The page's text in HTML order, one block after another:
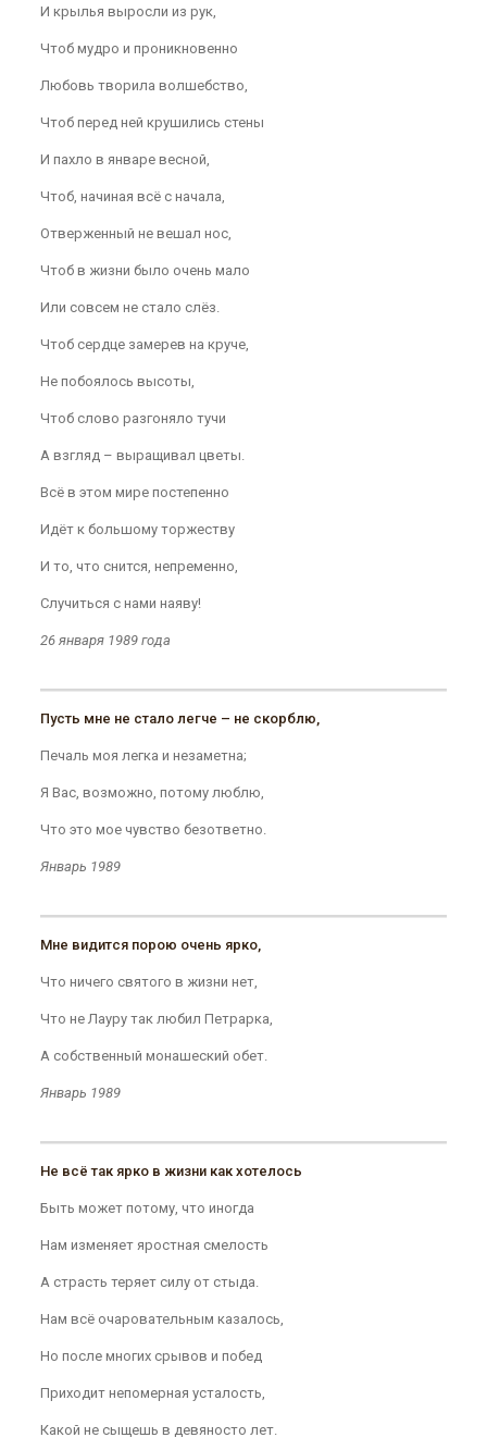
И крылья выросли из рук,
Чтоб мудро и проникновенно
Любовь творила волшебство,
Чтоб перед ней крушились стены
И пахло в январе весной,
Чтоб, начиная всё с начала,
Отверженный не вешал нос,
Чтоб в жизни было очень мало
Или совсем не стало слёз.
Чтоб сердце замерев на круче,
Не побоялось высоты,
Чтоб слово разгоняло тучи
А взгляд – выращивал цветы.
Всё в этом мире постепенно
Идёт к большому торжеству
И то, что снится, непременно,
Случиться с нами наяву!
26 января 1989 года
Пусть мне не стало легче – не скорблю,
Печаль моя легка и незаметна;
Я Вас, возможно, потому люблю,
Что это мое чувство безответно.
Январь 1989
Мне видится порою очень ярко,
Что ничего святого в жизни нет,
Что не Лауру так любил Петрарка,
А собственный монашеский обет.
Январь 1989
Не всё так ярко в жизни как хотелось
Быть может потому, что иногда
Нам изменяет яростная смелость
А страсть теряет силу от стыда.
Нам всё очаровательным казалось,
Но после многих срывов и побед
Приходит непомерная усталость,
Какой не сыщешь в девяносто лет.